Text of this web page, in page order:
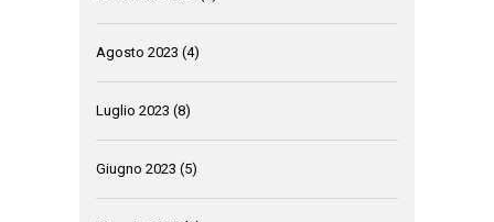
Agosto 2023 (4)
Luglio 2023 (8)
Giugno 2023 (5)